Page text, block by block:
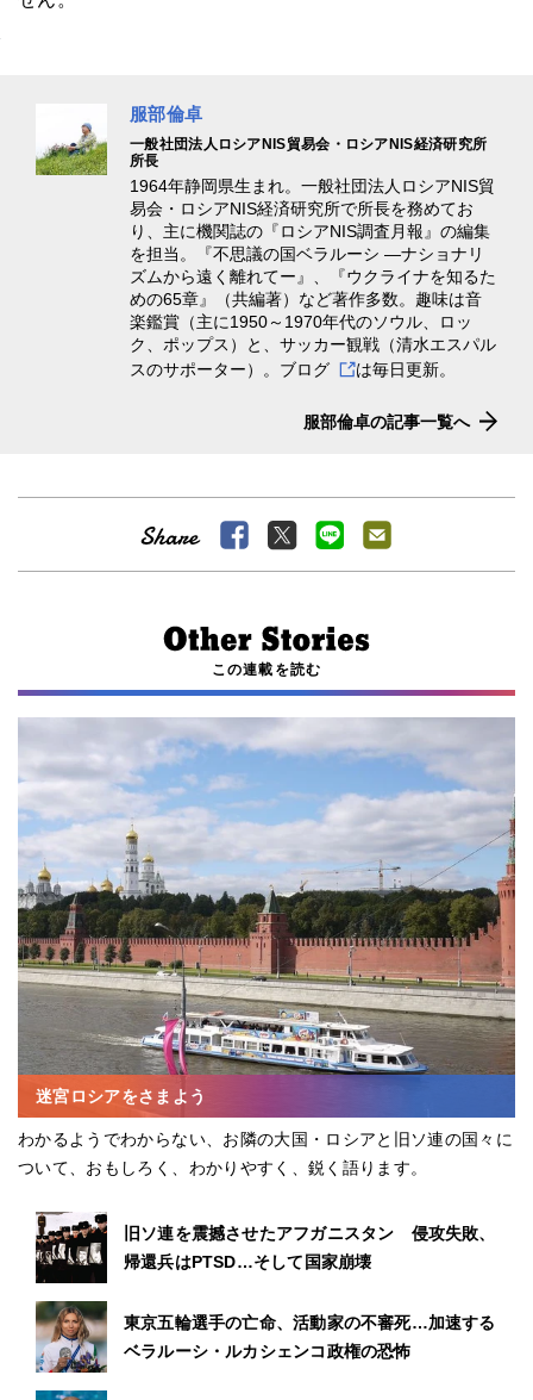
服部倫卓
一般社団法人ロシアNIS貿易会・ロシアNIS経済研究所
所長
1964年静岡県生まれ。一般社団法人ロシアNIS貿
易会・ロシアNIS経済研究所で所長を務めてお
り、主に機関誌の『ロシアNIS調査月報』の編集
を担当。『不思議の国ベラルーシ ―ナショナリ
ズムから遠く離れてー』、『ウクライナを知るた
めの65章』（共編著）など著作多数。趣味は音
楽鑑賞（主に1950～1970年代のソウル、ロッ
ク、ポップス）と、サッカー観戦（清水エスパル
スのサポーター）。 ブログ は毎日更新。
服部倫卓の記事一覧へ
この連載を読む
迷宮ロシアをさまよう
わかるようでわからない、お隣の大国・ロシアと旧ソ連の国々に
ついて、おもしろく、わかりやすく、鋭く語ります。
旧ソ連を震撼させたアフガニスタン 侵攻失敗、
帰還兵はPTSD…そして国家崩壊
東京五輪選手の亡命、活動家の不審死…加速する
ベラルーシ・ルカシェンコ政権の恐怖